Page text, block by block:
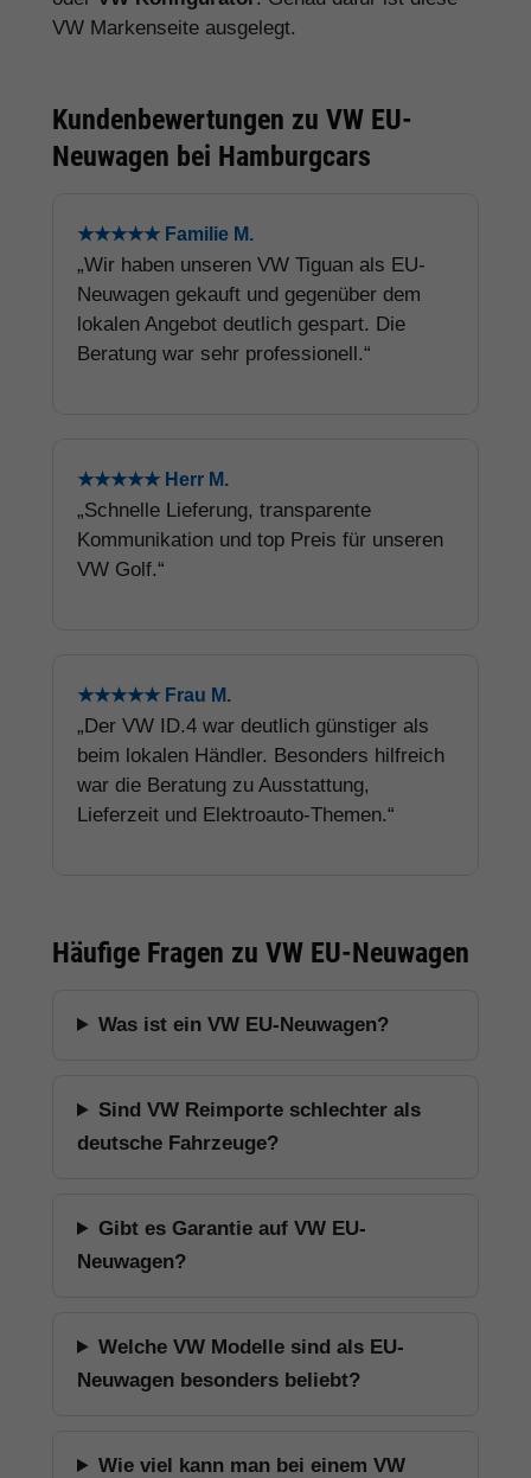
VW Markenseite ausgelegt.
Kundenbewertungen zu VW EU-
Neuwagen bei Hamburgcars
★★★★★ Familie M.
„Wir haben unseren VW Tiguan als EU-
Neuwagen gekauft und gegenüber dem
lokalen Angebot deutlich gespart. Die
Beratung war sehr professionell.“
★★★★★ Herr M.
„Schnelle Lieferung, transparente
Kommunikation und top Preis für unseren
VW Golf.“
★★★★★ Frau M.
„Der VW ID.4 war deutlich günstiger als
beim lokalen Händler. Besonders hilfreich
war die Beratung zu Ausstattung,
Lieferzeit und Elektroauto-Themen.“
Häufige Fragen zu VW EU-Neuwagen
Was ist ein VW EU-Neuwagen?
Sind VW Reimporte schlechter als
deutsche Fahrzeuge?
Gibt es Garantie auf VW EU-
Neuwagen?
Welche VW Modelle sind als EU-
Neuwagen besonders beliebt?
Wie viel kann man bei einem VW